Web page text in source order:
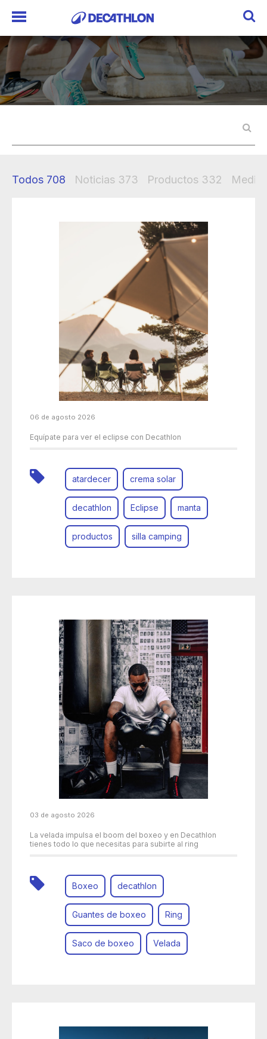
Todos 708 Noticias 373 Productos 332
06 de agosto 2026
Equípate para ver el eclipse con Decathlon
atardecer crema solar
decathlon Eclipse manta
productos silla camping
03 de agosto 2026
La velada impulsa el boom del boxeo y en Decathlon
tienes todo lo que necesitas para subirte al ring
Boxeo decathlon
Guantes de boxeo Ring
Saco de boxeo Velada